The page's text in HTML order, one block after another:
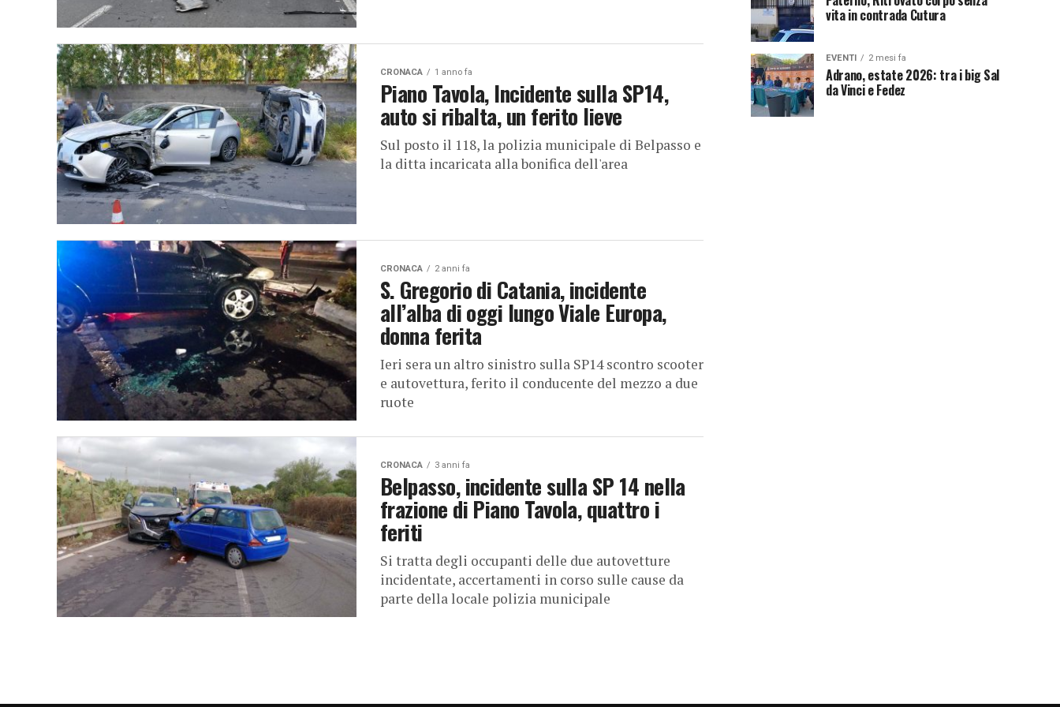
CRONACA 1 anno fa
Piano Tavola, Incidente sulla SP14,
auto si ribalta, un ferito lieve
Sul posto il 118, la polizia municipale di Belpasso e
la ditta incaricata alla bonifica dell'area
CRONACA 2 anni fa
S. Gregorio di Catania, incidente
all’alba di oggi lungo Viale Europa,
donna ferita
Ieri sera un altro sinistro sulla SP14 scontro scooter
e autovettura, ferito il conducente del mezzo a due
ruote
CRONACA 3 anni fa
Belpasso, incidente sulla SP 14 nella
frazione di Piano Tavola, quattro i
feriti
Si tratta degli occupanti delle due autovetture
incidentate, accertamenti in corso sulle cause da
parte della locale polizia municipale
vita in contrada Cutura
EVENTI 2 mesi fa
Adrano, estate 2026: tra i big Sal
da Vinci e Fedez